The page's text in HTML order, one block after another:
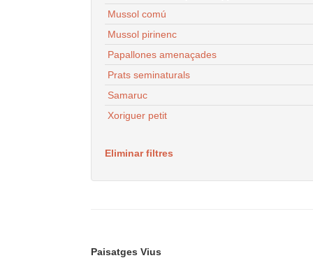
Mussol comú
Mussol pirinenc
Papallones amenaçades
Prats seminaturals
Samaruc
Xoriguer petit
Eliminar filtres
Paisatges Vius